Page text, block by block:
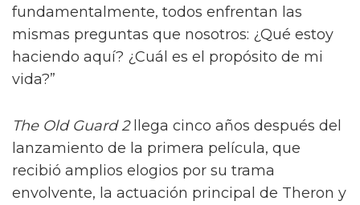
fundamentalmente, todos enfrentan las
mismas preguntas que nosotros: ¿Qué estoy
haciendo aquí? ¿Cuál es el propósito de mi
vida?”
The Old Guard 2llega cinco años después del
lanzamiento de la primera película, que
recibió amplios elogios por su trama
envolvente, la actuación principal de Theron y